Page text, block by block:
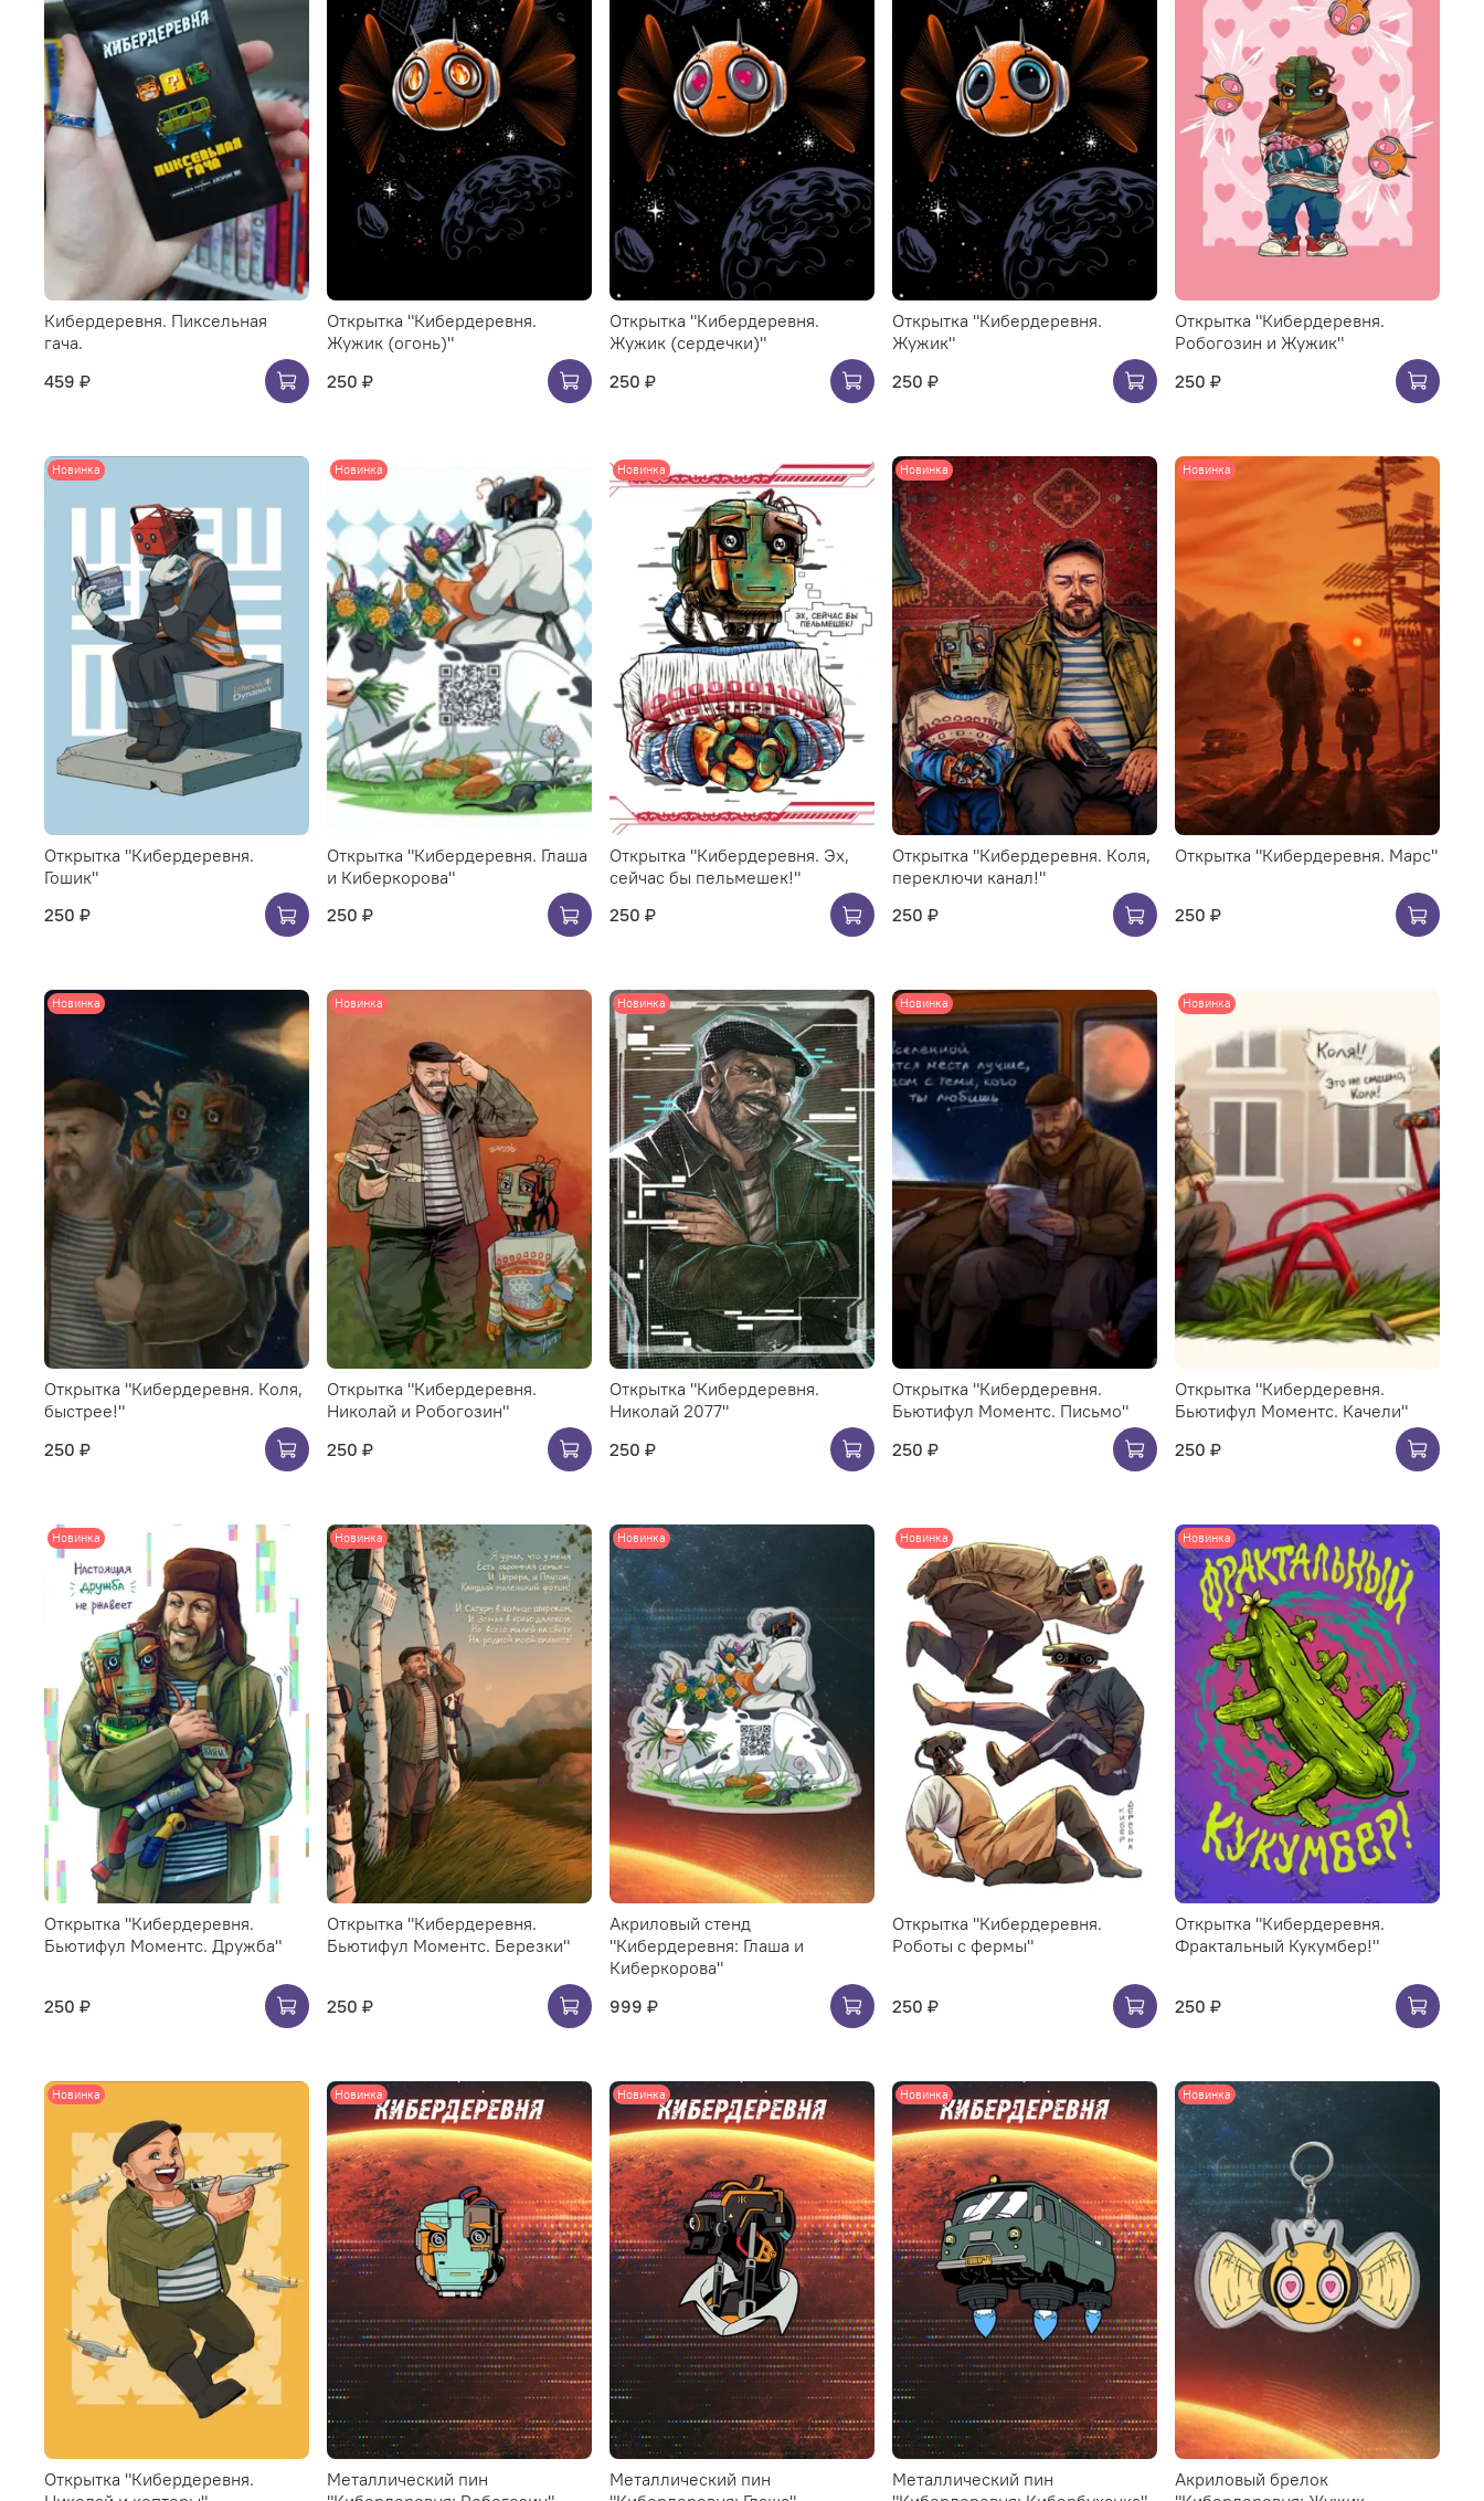
Кибердеревня. Пиксельная
гача.
459 ₽
Открытка "Кибердеревня.
Жужик (огонь)"
250 ₽
Открытка "Кибердеревня.
Жужик (сердечки)"
250 ₽
Открытка "Кибердеревня.
Жужик"
250 ₽
Открытка "Кибердеревня.
Робогозин и Жужик"
250 ₽
Новинка
Открытка "Кибердеревня.
Гошик"
250 ₽
Новинка
Открытка "Кибердеревня. Глаша
и Киберкорова"
250 ₽
Новинка
Открытка "Кибердеревня. Эх,
сейчас бы пельмешек!"
250 ₽
Новинка
Открытка "Кибердеревня. Коля,
переключи канал!"
250 ₽
Новинка
Открытка "Кибердеревня. Марс"
250 ₽
Новинка
Открытка "Кибердеревня. Коля,
быстрее!"
250 ₽
Новинка
Открытка "Кибердеревня.
Николай и Робогозин"
250 ₽
Новинка
Открытка "Кибердеревня.
Николай 2077"
250 ₽
Новинка
Открытка "Кибердеревня.
Бьютифул Моментс. Письмо"
250 ₽
Новинка
Открытка "Кибердеревня.
Бьютифул Моментс. Качели"
250 ₽
Новинка
Открытка "Кибердеревня.
Бьютифул Моментс. Дружба"
250 ₽
Новинка
Открытка "Кибердеревня.
Бьютифул Моментс. Березки"
250 ₽
Новинка
Акриловый стенд
"Кибердеревня: Глаша и
Киберкорова"
999 ₽
Новинка
Открытка "Кибердеревня.
Роботы с фермы"
250 ₽
Новинка
Открытка "Кибердеревня.
Фрактальный Кукумбер!"
250 ₽
Новинка
Открытка "Кибердеревня.
Новинка
Металлический пин
Новинка
Металлический пин
Новинка
Металлический пин
Новинка
Акриловый брелок